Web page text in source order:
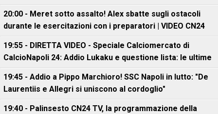
20:00 - Meret sotto assalto! Alex sbatte sugli ostacoli
durante le esercitazioni con i preparatori | VIDEO CN24
19:55 - DIRETTA VIDEO - Speciale Calciomercato di
CalcioNapoli 24: Addio Lukaku e questione lista: le ultime
19:45 - Addio a Pippo Marchioro! SSC Napoli in lutto: "De
Laurentiis e Allegri si uniscono al cordoglio"
19:40 - Palinsesto CN24 TV, la programmazione della